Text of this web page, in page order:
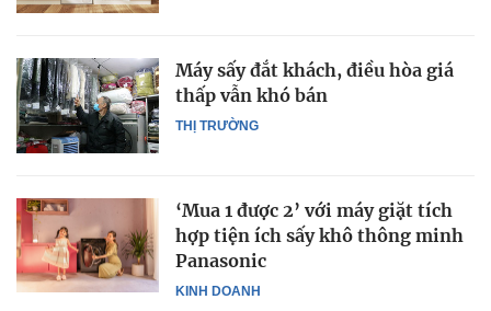
THỊ TRƯỜNG
Máy sấy đắt khách, điều hòa giá
thấp vẫn khó bán
KINH DOANH
‘Mua 1 được 2’ với máy giặt tích
hợp tiện ích sấy khô thông minh
Panasonic